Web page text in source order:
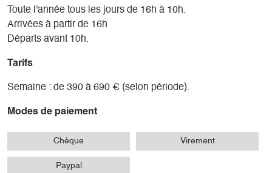
Terrain de tennis et bien plus encore pour profiter
pleinement des beaux jours.
préservée, au cœur du Vercors
Toute l'année tous les jours de 16h à 10h.
Arrivées à partir de 16h
Départs avant 10h.
Tarifs
Semaine : de 390 à 690 € (selon période).
Modes de paiement
Chèque Virement
Paypal